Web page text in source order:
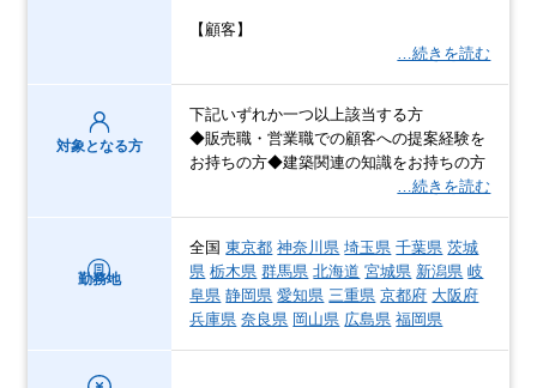
【顧客】
…続きを読む
対象となる方
下記いずれか一つ以上該当する方
◆販売職・営業職での顧客への提案経験を
お持ちの方◆建築関連の知識をお持ちの方
…続きを読む
勤務地
全国東京都 神奈川県 埼玉県 千葉県 茨城
県 栃木県 群馬県 北海道 宮城県 新潟県 岐
阜県 静岡県 愛知県 三重県 京都府 大阪府
兵庫県 奈良県 岡山県 広島県 福岡県